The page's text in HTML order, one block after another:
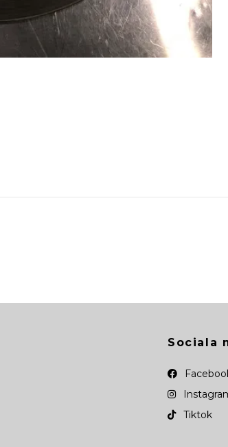
Sociala
Tiktok